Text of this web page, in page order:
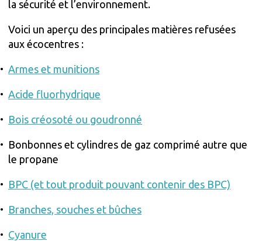
la sécurité et l’environnement.
Voici un aperçu des principales matières refusées
aux écocentres :
Armes et munitions
Acide fluorhydrique
Bois créosoté ou goudronné
Bonbonnes et cylindres de gaz comprimé autre que
le propane
BPC (et tout produit pouvant contenir des BPC)
Branches, souches et bûches
Cyanure